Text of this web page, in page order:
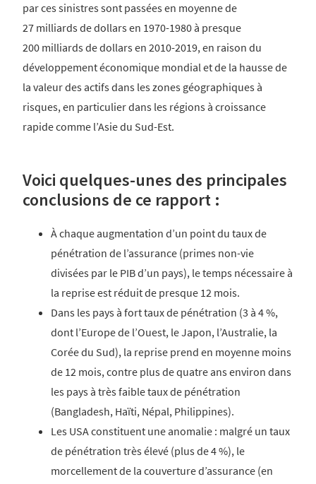
par ces sinistres sont passées en moyenne de
27 milliards de dollars en 1970-1980 à presque
200 milliards de dollars en 2010-2019, en raison du
développement économique mondial et de la hausse de
la valeur des actifs dans les zones géographiques à
risques, en particulier dans les régions à croissance
rapide comme l’Asie du Sud-Est.
Voici quelques-unes des principales
conclusions de ce rapport :
À chaque augmentation d’un point du taux de
pénétration de l’assurance (primes non-vie
divisées par le PIB d’un pays), le temps nécessaire à
la reprise est réduit de presque 12 mois.
Dans les pays à fort taux de pénétration (3 à 4 %,
dont l’Europe de l’Ouest, le Japon, l’Australie, la
Corée du Sud), la reprise prend en moyenne moins
de 12 mois, contre plus de quatre ans environ dans
les pays à très faible taux de pénétration
(Bangladesh, Haïti, Népal, Philippines).
Les USA constituent une anomalie : malgré un taux
de pénétration très élevé (plus de 4 %), le
morcellement de la couverture d’assurance (en